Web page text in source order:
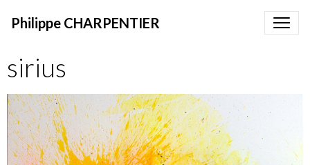
Philippe CHARPENTIER
sirius